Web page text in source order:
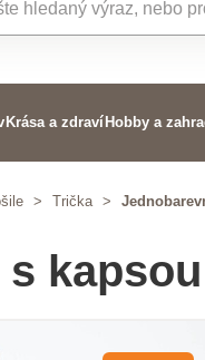
Krása a zdraví Hobby a
> Trička >